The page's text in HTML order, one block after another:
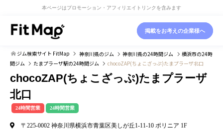
本ページはプロモーション・アフィリエイトリンクを含みます
掲載をお考えの企業様へ
ジム検索サイト FitMap 神奈川県のジム 神奈川県の24時間ジム 横浜市の24時
間ジム
たまプラーザ駅の24時間ジム chocoZAP(ちょこざっぷ)たまプラーザ北口
chocoZAP(ちょこざっぷ)たまプラーザ
北口
24時間営業 24時間営業
〒225-0002 神奈川県横浜市⻘葉区美しが丘1-11-10 ポリニア 1F